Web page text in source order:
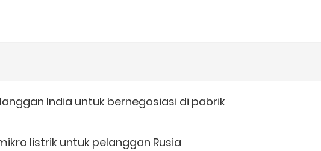
India untuk bernegosiasi di pabrik
listrik untuk pelanggan Rusia